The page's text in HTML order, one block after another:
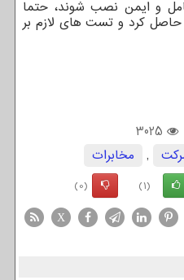
و ایمن نصب شوند، حتما
حاصل کرد و تست های لازم بر
3025
,
مخابرات
(1)
(0)
X